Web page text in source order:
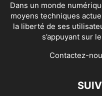
Dans un monde
moyens techniques
la liberté de ses
s’appuyant sur
Contactez-